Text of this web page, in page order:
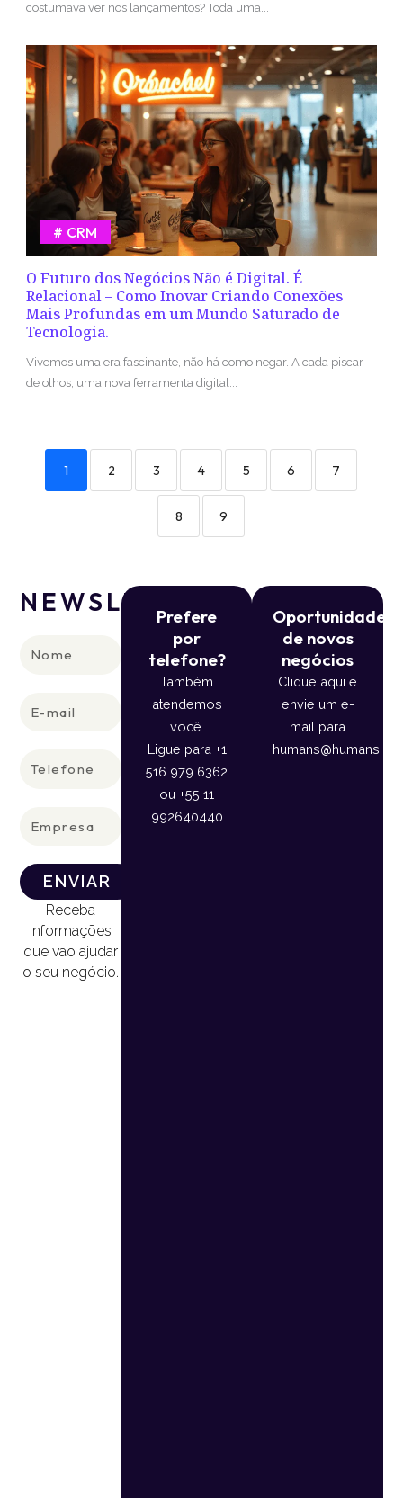
costumava ver nos lançamentos? Toda uma...
O Futuro dos Negócios Não é Digital. É
Relacional – Como Inovar Criando Conexões
Mais Profundas em um Mundo Saturado de
Tecnologia.
CRM
Vivemos uma era fascinante, não há como negar. A cada piscar
de olhos, uma nova ferramenta digital...
1 2 3 4 5 6 7
8 9
NEWSLETTER
ENVIAR
Receba
informações
que vão ajudar
o seu negócio.
Prefere
por
telefone?
Também
atendemos
você.
Ligue para +1
516 979 6362
ou +55 11
992640440
Oportunidade
de novos
negócios
Clique aqui e
envie um e-
mail para